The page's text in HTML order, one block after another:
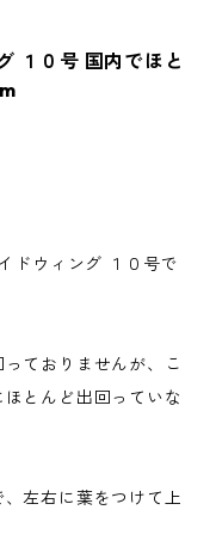
１０号 国内でほと
ドウィング １０号で
ておりませんが、こ
とんど出回っていな
左右に葉をつけて上